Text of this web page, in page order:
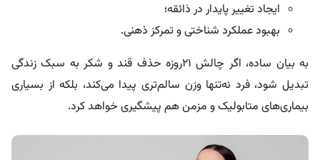
ایجاد تغییر پایدار در ذائقه؛
بهبود عملکرد شناختی و تمرکز ذهنی.
به بیان ساده، اگر چالش ۲۱روزه حذف قند و شکر به سبک زندگی
تبدیل شود، فرد نه‌تنها وزن سالم‌تری پیدا می‌کند، بلکه از بسیاری
بیماری‌های متابولیک و مزمن هم پیشگیری خواهد کرد.